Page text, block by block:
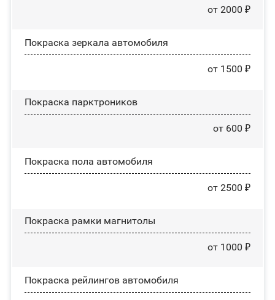
от 2000 ₽
Покраска зеркала автомобиля
от 1500 ₽
Покраска парктроников
от 600 ₽
Покраска пола автомобиля
от 2500 ₽
Покраска рамки магнитолы
от 1000 ₽
Покраска рейлингов автомобиля